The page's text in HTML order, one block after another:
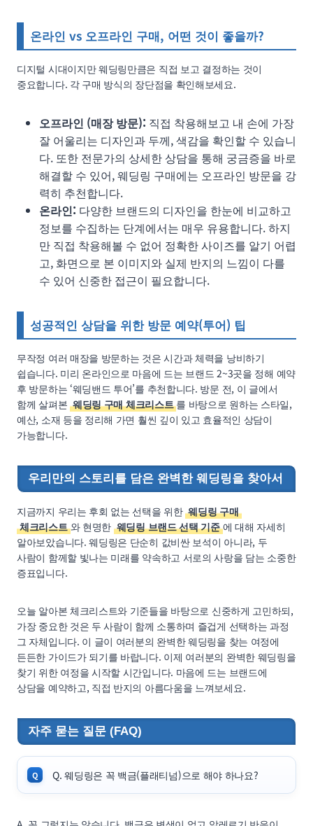
온라인 vs 오프라인 구매, 어떤 것이 좋을까?
디지털 시대이지만 웨딩링만큼은 직접 보고 결정하는 것이
중요합니다. 각 구매 방식의 장단점을 확인해보세요.
오프라인 (매장 방문): 직접 착용해보고 내 손에 가장
잘 어울리는 디자인과 두께, 색감을 확인할 수 있습니
다. 또한 전문가의 상세한 상담을 통해 궁금증을 바로
해결할 수 있어, 웨딩링 구매에는 오프라인 방문을 강
력히 추천합니다.
온라인: 다양한 브랜드의 디자인을 한눈에 비교하고
정보를 수집하는 단계에서는 매우 유용합니다. 하지
만 직접 착용해볼 수 없어 정확한 사이즈를 알기 어렵
고, 화면으로 본 이미지와 실제 반지의 느낌이 다를
수 있어 신중한 접근이 필요합니다.
성공적인 상담을 위한 방문 예약(투어) 팁
무작정 여러 매장을 방문하는 것은 시간과 체력을 낭비하기
쉽습니다. 미리 온라인으로 마음에 드는 브랜드 2~3곳을 정해 예약
후 방문하는 ‘웨딩밴드 투어’를 추천합니다. 방문 전, 이 글에서
함께 살펴본 웨딩링 구매 체크리스트 를 바탕으로 원하는 스타일,
예산, 소재 등을 정리해 가면 훨씬 깊이 있고 효율적인 상담이
가능합니다.
우리만의 스토리를 담은 완벽한 웨딩링을 찾아서
지금까지 우리는 후회 없는 선택을 위한 웨딩링 구매
체크리스트 와 현명한 웨딩링 브랜드 선택 기준 에 대해 자세히
알아보았습니다. 웨딩링은 단순히 값비싼 보석이 아니라, 두
사람이 함께할 빛나는 미래를 약속하고 서로의 사랑을 담는 소중한
증표입니다.
오늘 알아본 체크리스트와 기준들을 바탕으로 신중하게 고민하되,
가장 중요한 것은 두 사람이 함께 소통하며 즐겁게 선택하는 과정
그 자체입니다. 이 글이 여러분의 완벽한 웨딩링을 찾는 여정에
든든한 가이드가 되기를 바랍니다. 이제 여러분의 완벽한 웨딩링을
찾기 위한 여정을 시작할 시간입니다. 마음에 드는 브랜드에
상담을 예약하고, 직접 반지의 아름다움을 느껴보세요.
자주 묻는 질문 (FAQ)
Q. 웨딩링은 꼭 백금(플래티넘)으로 해야 하나요?